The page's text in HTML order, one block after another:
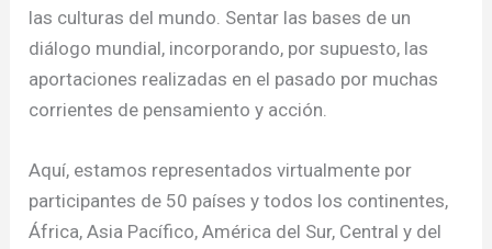
las culturas del mundo. Sentar las bases de un
diálogo mundial, incorporando, por supuesto, las
aportaciones realizadas en el pasado por muchas
corrientes de pensamiento y acción.
Aquí, estamos representados virtualmente por
participantes de 50 países y todos los continentes,
África, Asia Pacífico, América del Sur, Central y del